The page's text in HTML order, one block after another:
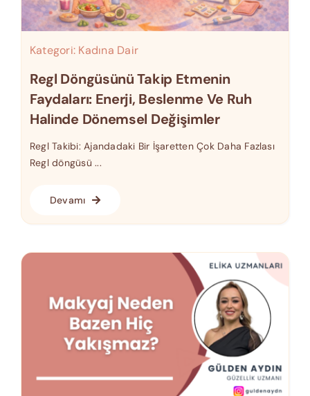
Kategori: Kadına Dair
Regl Döngüsünü Takip Etmenin
Faydaları: Enerji, Beslenme Ve Ruh
Halinde Dönemsel Değişimler
Regl Takibi: Ajandadaki Bir İşaretten Çok Daha Fazlası
Regl döngüsü ...
Devamı